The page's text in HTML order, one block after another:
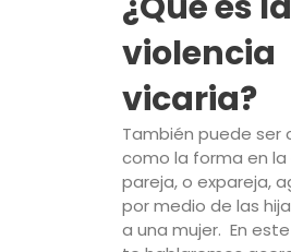
violencia
vicaria?
También puede ser
como la forma en la
pareja, o expareja,
por medio de las
a una mujer. En